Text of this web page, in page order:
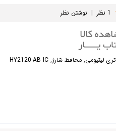
1 نظر | نوشتن نظر
لیتیومی,محافظ شارژ,
HY2120-AB IC